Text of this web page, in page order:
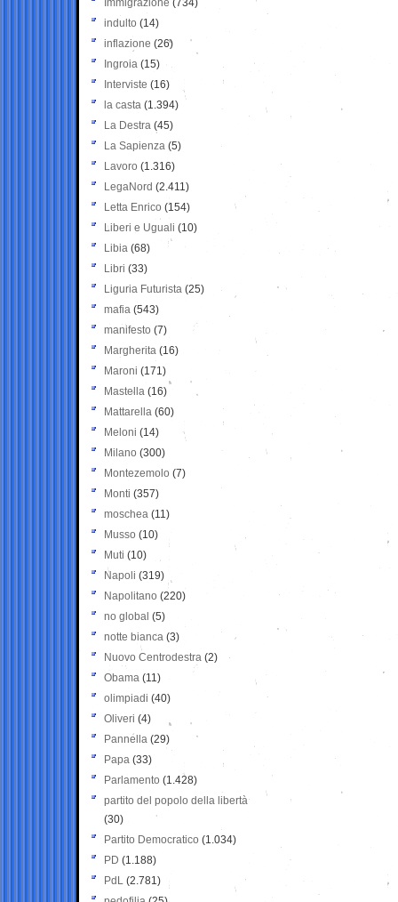
Immigrazione (734)
indulto (14)
inflazione (26)
Ingroia (15)
Interviste (16)
la casta (1.394)
La Destra (45)
La Sapienza (5)
Lavoro (1.316)
LegaNord (2.411)
Letta Enrico (154)
Liberi e Uguali (10)
Libia (68)
Libri (33)
Liguria Futurista (25)
mafia (543)
manifesto (7)
Margherita (16)
Maroni (171)
Mastella (16)
Mattarella (60)
Meloni (14)
Milano (300)
Montezemolo (7)
Monti (357)
moschea (11)
Musso (10)
Muti (10)
Napoli (319)
Napolitano (220)
no global (5)
notte bianca (3)
Nuovo Centrodestra (2)
Obama (11)
olimpiadi (40)
Oliveri (4)
Pannella (29)
Papa (33)
Parlamento (1.428)
partito del popolo della libertà
(30)
Partito Democratico (1.034)
PD (1.188)
PdL (2.781)